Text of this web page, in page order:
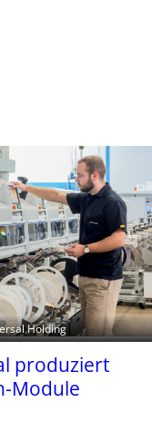
Holding
produziert
Module